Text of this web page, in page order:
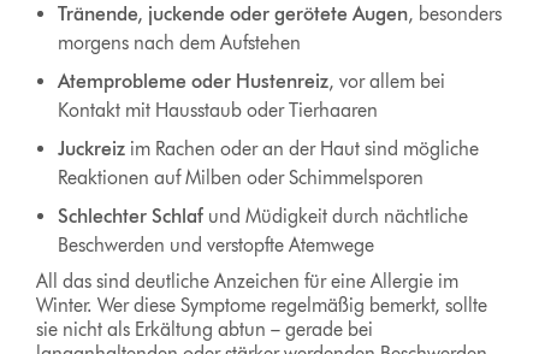
Tränende, juckende oder gerötete Augen, besonders
morgens nach dem Aufstehen
Atemprobleme oder Hustenreiz, vor allem bei
Kontakt mit Hausstaub oder Tierhaaren
Juckreiz im Rachen oder an der Haut sind mögliche
Reaktionen auf Milben oder Schimmelsporen
Schlechter Schlaf und Müdigkeit durch nächtliche
Beschwerden und verstopfte Atemwege
All das sind deutliche Anzeichen für eine Allergie im
Winter. Wer diese Symptome regelmäßig bemerkt, sollte
sie nicht als Erkältung abtun – gerade bei